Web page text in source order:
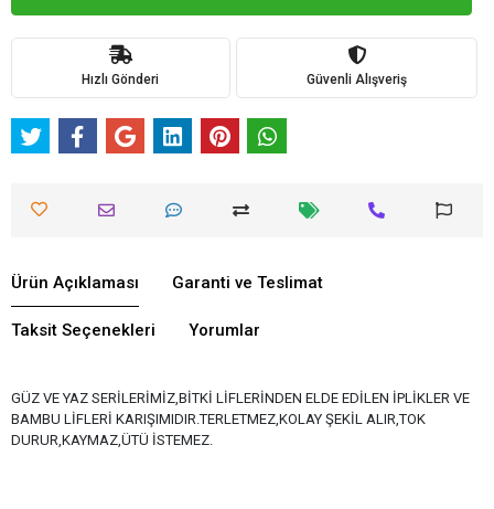
Hızlı Gönderi Güvenli Alışveriş
Ürün Açıklaması Garanti ve Teslimat
Taksit Seçenekleri Yorumlar
GÜZ VE YAZ SERİLERİMİZ,BİTKİ LİFLERİNDEN ELDE EDİLEN İPLİKLER VE
BAMBU LİFLERİ KARIŞIMIDIR.TERLETMEZ,KOLAY ŞEKİL ALIR,TOK
DURUR,KAYMAZ,ÜTÜ İSTEMEZ.